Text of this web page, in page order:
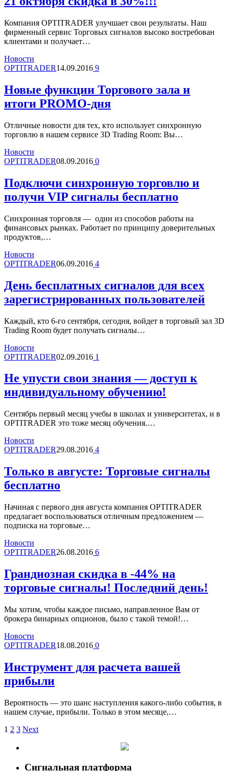
Компания OPTITRADER улучшает свои результаты. Наш
фирменный сервис Торговых сигналов высоко востребован
клиентами и получает…
Новости
OPTITRADER14.09.2016 9
Новые функции Торгового зала и
итоги PROMO-дня
Отличные новости для тех, кто использует синхронную
торговлю в нашем сервисе 3D Trading Room: Вы…
Новости
OPTITRADER08.09.2016 0
Подключи синхронную торговлю и
получи VIP сигналы бесплатно
Синхронная торговля — один из способов работы на
финансовых рынках. Работает по принципу доверительных
продуктов,…
Новости
OPTITRADER06.09.2016 4
День бесплатных сигналов для всех
зарегистрированных пользователей
Каждый, кто 6-го сентября, сегодня, войдет в торговый зал 3D
Trading Room будет получать сигналы…
Новости
OPTITRADER02.09.2016 1
Не упусти свои знания — доступ к
индивидуальному обучению!
Сентябрь первый месяц учебы в школах и университетах, и в
OPTITRADER это тоже месяц обучения.…
Новости
OPTITRADER29.08.2016 4
Только в августе: Торговые сигналы
бесплатно
Начиная с первого дня августа компания OPTITRADER
предлагает воспользоваться отличным предложением —
подписка на торговые…
Новости
OPTITRADER26.08.2016 6
Грандиозная скидка в -44% на
торговые сигналы! Последний день!
Мы хотим, чтобы каждое письмо, направленное Вам от
брокера бинарных опционов, было с такой темой!…
Новости
OPTITRADER18.08.2016 0
Инструмент для расчета вашей
прибыли
Вероятность — это шанс наступления какого-либо события, в
нашем случае, прибыли. Только в этом месяце,…
1 2 3 Next
Сигнальная платформа